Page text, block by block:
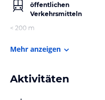
öffentlichen
Verkehrsmitteln
< 200 m
Mehr anzeigen
Aktivitäten